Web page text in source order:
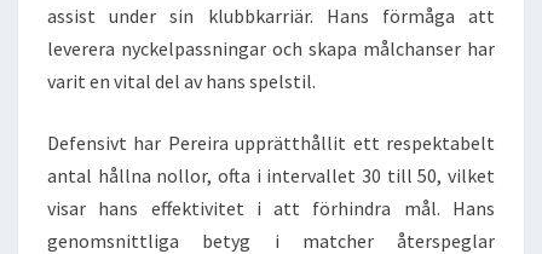
assist under sin klubbkarriär. Hans förmåga att
leverera nyckelpassningar och skapa målchanser har
varit en vital del av hans spelstil.
Defensivt har Pereira upprätthållit ett respektabelt
antal hållna nollor, ofta i intervallet 30 till 50, vilket
visar hans effektivitet i att förhindra mål. Hans
genomsnittliga betyg i matcher återspeglar